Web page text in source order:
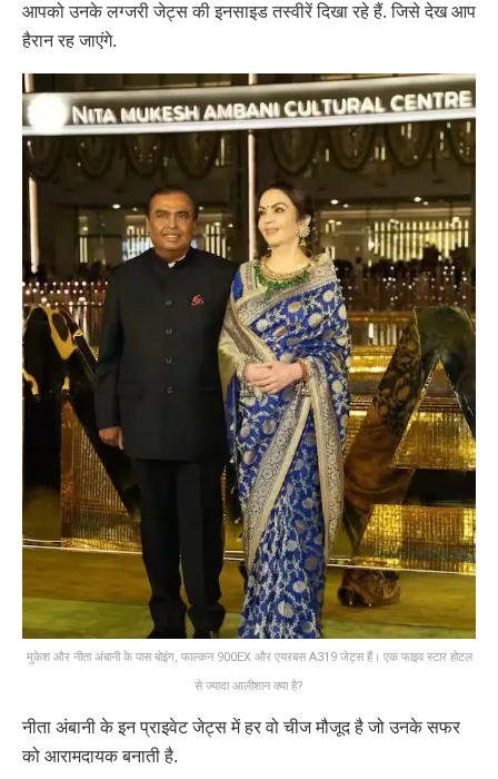
आपको उनके लग्जरी जेट्स की इनसाइड तस्वीरें दिखा रहे हैं. जिसे देख आप
हैरान रह जाएंगे.
मुकेश और नीता अंबानी के पास बोइंग, फाल्कन 900EX और एयरबस A319 जेट्स हैं। एक फाइव स्टार होटल
से ज्यादा आलीशान क्या है?
नीता अंबानी के इन प्राइवेट जेट्स में हर वो चीज मौजूद है जो उनके सफर
को आरामदायक बनाती है.